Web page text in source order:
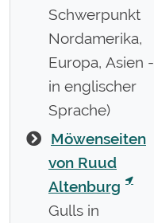
Schwerpunkt
Nordamerika,
Europa, Asien -
in englischer
Sprache)
Möwenseiten
von Ruud
Altenburg
Gulls in